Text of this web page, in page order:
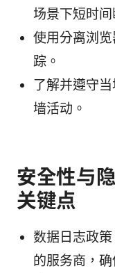
场景下短时间
使用分离浏
踪。
了解并遵守
墙活动。
安全性与
关键点
数据日志政
的服务商，